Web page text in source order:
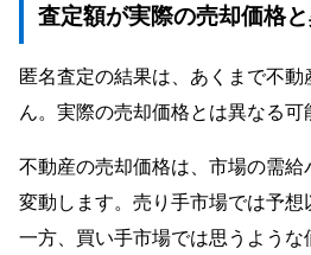
査定額が実際の売却価格
匿名査定の結果は、あくまで不
ん。実際の売却価格とは異なる可
不動産の売却価格は、市場の需給
変動します。売り手市場では予想
一方、買い手市場では思うよう